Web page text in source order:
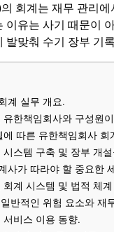
회계는 재무 관리
이유는 사기 때문이
발맞춰 수기 장부 기
계 실무 개요.
유한책임회사와 구성원
에 따른 유한책임회사 회
시스템 구축 및 장부 개
사가 따라야 할 중요한
계 시스템 및 법적 체계
반적인 위험 요소와 재
비스 이용 동향.